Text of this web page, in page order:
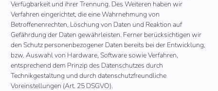
Verfügbarkeit und ihrer Trennung. Des Weiteren haben wir
Verfahren eingerichtet, die eine Wahrnehmung von
Betroffenenrechten, Löschung von Daten und Reaktion auf
Gefährdung der Daten gewährleisten. Ferner berücksichtigen wir
den Schutz personenbezogener Daten bereits bei der Entwicklung,
bzw. Auswahl von Hardware, Software sowie Verfahren,
entsprechend dem Prinzip des Datenschutzes durch
Technikgestaltung und durch datenschutzfreundliche
Voreinstellungen (Art. 25 DSGVO).